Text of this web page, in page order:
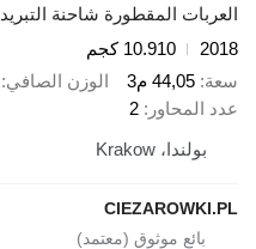
العربات المقطورة شاحنة التبريد
2018
10.910 كجم
سعة 44,05 م3 الوزن الصافي
عدد المحاور
2
بولندا، Krakow
CIEZAROWKI.PL